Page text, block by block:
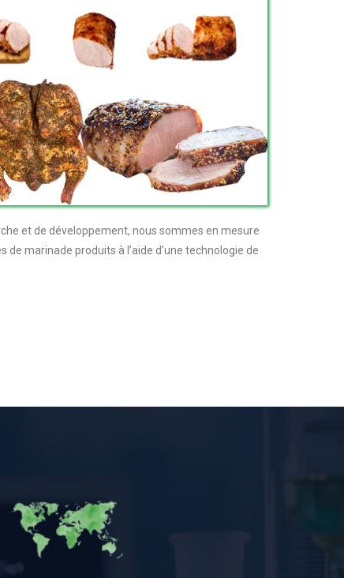
et de développement, nous sommes en mesure
de marinade produits à l’aide d’une technologie de